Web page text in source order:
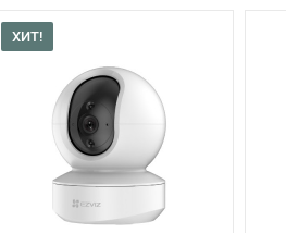
ХИТ!